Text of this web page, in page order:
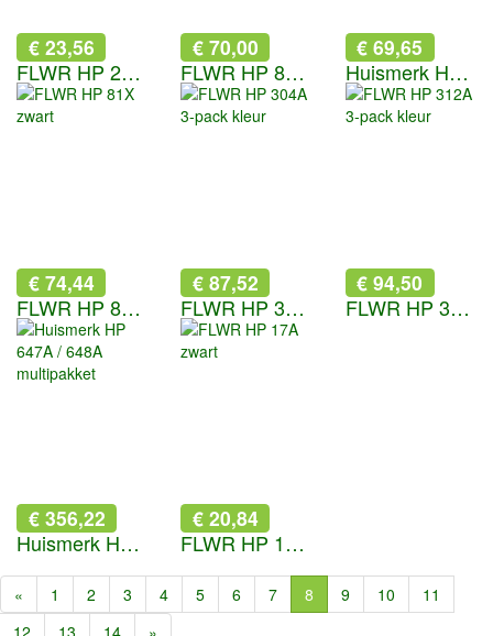
€ 23,56
FLWR HP 26A zwart
€ 70,00
FLWR HP 87A zwart
€ 69,65
Huismerk HP 81A zwart
€ 74,44
FLWR HP 81X zwart
€ 87,52
FLWR HP 304A 3-pack kleur
€ 94,50
FLWR HP 312A 3-pack kleur
€ 356,22
Huismerk HP 647A / 648A multipakket
€ 20,84
FLWR HP 17A zwart
« 1 2 3 4 5 6 7 8 9 10
11
12
13 14 »